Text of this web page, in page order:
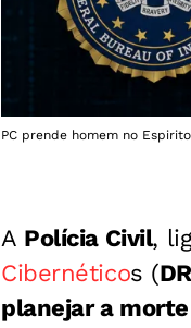
PC prende homem no
A Polícia Civil,
Cibernéticos (
planejar a